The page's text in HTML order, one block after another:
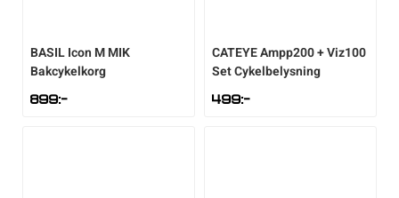
BASILIcon M MIK
Bakcykelkorg
899:-
CATEYEAmpp200 + Viz100
Set Cykelbelysning
499:-